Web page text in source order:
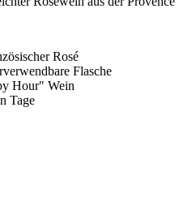
Rosé
Flasche
Hour" Wein
Tage